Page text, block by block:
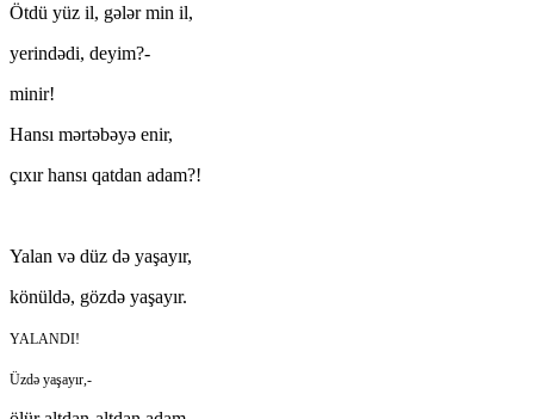
Ötdü yüz il, gələr min il,
yerindədi, deyim?-
minir!
Hansı mərtəbəyə enir,
çıxır hansı qatdan adam?!
Yalan və düz də yaşayır,
könüldə, gözdə yaşayır.
YALANDI!
Üzdə yaşayır,-